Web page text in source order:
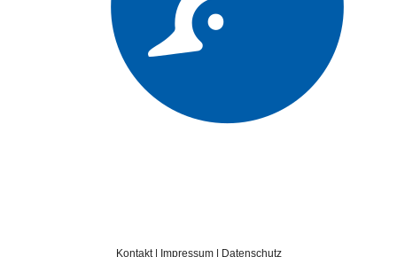
Kontakt| Impressum| Datenschutz